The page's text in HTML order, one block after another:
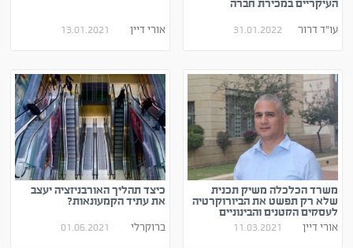
העיקריים במכירת חברה
עו"ד דרור
31.01.2022 אורי דיין 13.01.2021
משרד הכלכלה משיק תכנית
שלא רק תפשט את הביורוקרטיה
לעסקים הקטנים והבינוניים
אורי דיין 11.03.2021
כיצד תהליך האורבניזציה יעצב
את עתיד הקמעונאות?
ברוקרלי 01.06.2021